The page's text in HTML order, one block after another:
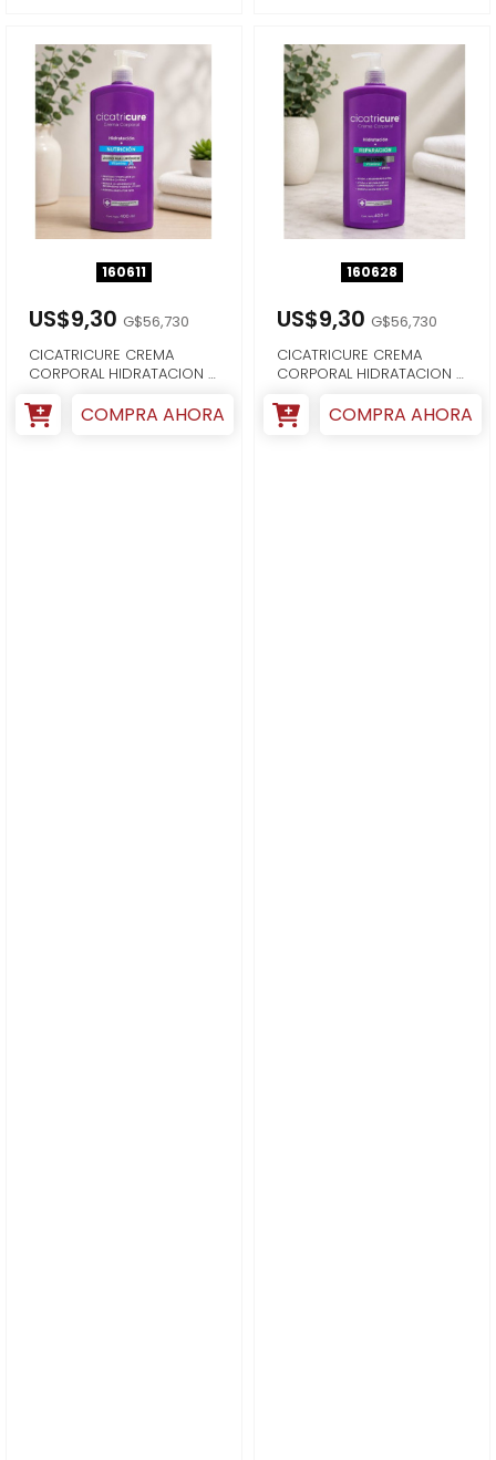
160611
US$9,30 G$56,730
CICATRICURE CREMA
CORPORAL HIDRATACION +
COMPRA AHORA
160628
US$9,30 G$56,730
CICATRICURE CREMA
CORPORAL HIDRATACION +
COMPRA AHORA